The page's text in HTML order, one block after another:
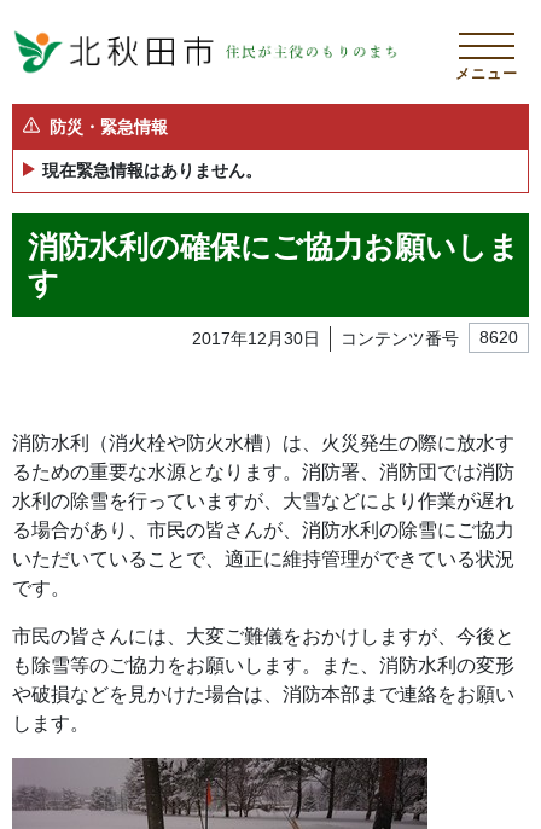
メニュー
防災・緊急情報
現在緊急情報はありません。
消防水利の確保にご協力お願いしま
す
2017年12月30日 コンテンツ番号 8620
消防水利（消火栓や防火水槽）は、火災発生の際に放水す
るための重要な水源となります。消防署、消防団では消防
水利の除雪を行っていますが、大雪などにより作業が遅れ
る場合があり、市民の皆さんが、消防水利の除雪にご協力
いただいていることで、適正に維持管理ができている状況
です。
市民の皆さんには、大変ご難儀をおかけしますが、今後と
も除雪等のご協力をお願いします。また、消防水利の変形
や破損などを見かけた場合は、消防本部まで連絡をお願い
します。